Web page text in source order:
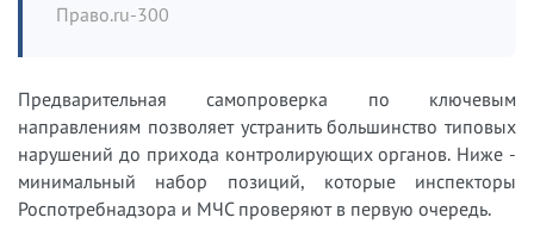
Право.ru-300
Предварительная самопроверка по ключевым
направлениям позволяет устранить большинство типовых
нарушений до прихода контролирующих органов. Ниже -
минимальный набор позиций, которые инспекторы
Роспотребнадзора и МЧС проверяют в первую очередь.